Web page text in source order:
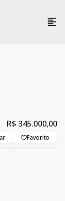
R$ 345.000,00
Favorito